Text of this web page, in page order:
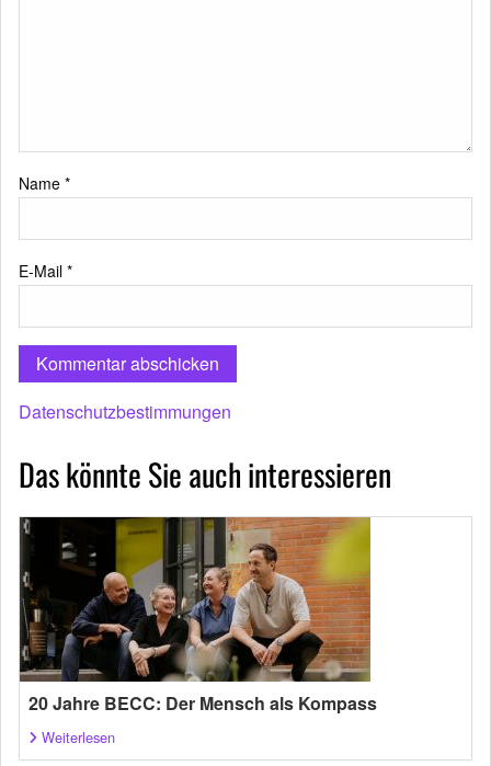
Name *
E-Mail *
Datenschutzbestimmungen
Das könnte Sie auch interessieren
20 Jahre BECC: Der Mensch als Kompass
Weiterlesen